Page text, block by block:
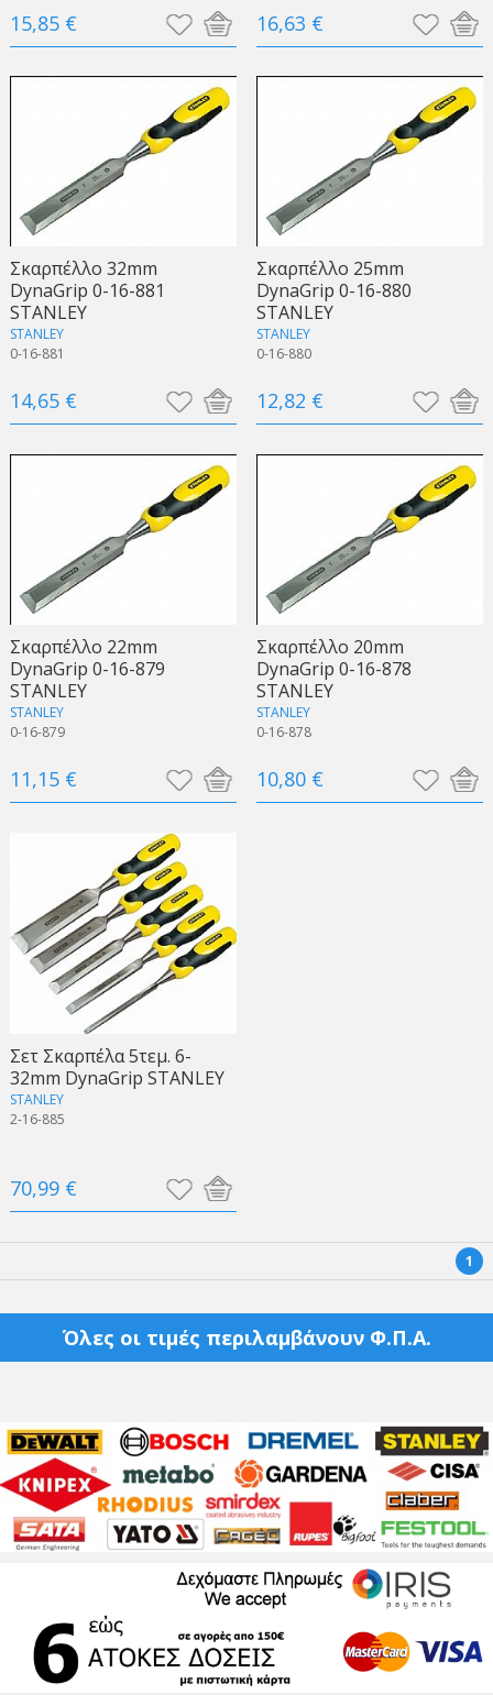
15,85 € 16,63 €
Σκαρπέλλο 32mm
DynaGrip 0-16-881
STANLEY
STANLEY
0-16-881
14,65 €
Σκαρπέλλο 25mm
DynaGrip 0-16-880
STANLEY
STANLEY
0-16-880
12,82 €
Σκαρπέλλο 22mm
DynaGrip 0-16-879
STANLEY
STANLEY
0-16-879
11,15 €
Σκαρπέλλο 20mm
DynaGrip 0-16-878
STANLEY
STANLEY
0-16-878
10,80 €
Σετ Σκαρπέλα 5τεμ. 6-
32mm DynaGrip STANLEY
STANLEY
2-16-885
70,99 €
1
Όλες οι τιμές περιλαμβάνουν Φ.Π.Α.